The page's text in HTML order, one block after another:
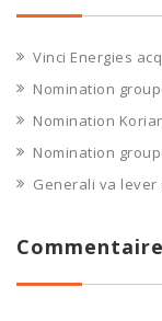
Vinci Energies
Nomination
Nomination
Nomination
Generali va